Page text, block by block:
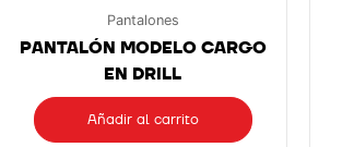
Pantalones
PANTALÓN MODELO CARGO
EN DRILL
Añadir al carrito